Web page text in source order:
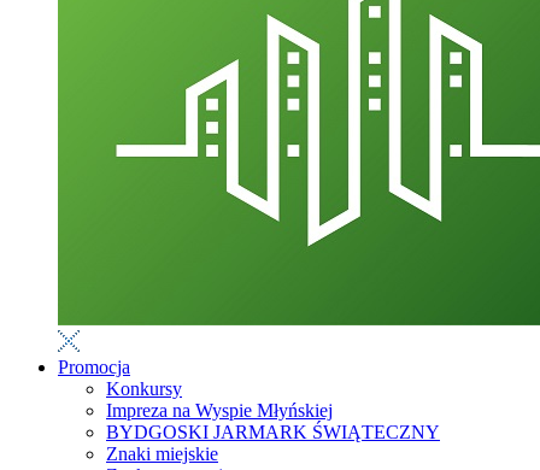
Promocja
Konkursy
Impreza na Wyspie Młyńskiej
BYDGOSKI JARMARK ŚWIĄTECZNY
Znaki miejskie